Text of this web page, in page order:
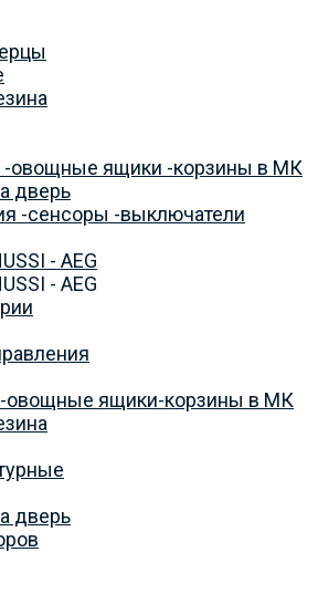
-овощные ящики -корзины в МК
дверь
-сенсоры -выключатели
- AEG
- AEG
овощные ящики-корзины в МК
дверь